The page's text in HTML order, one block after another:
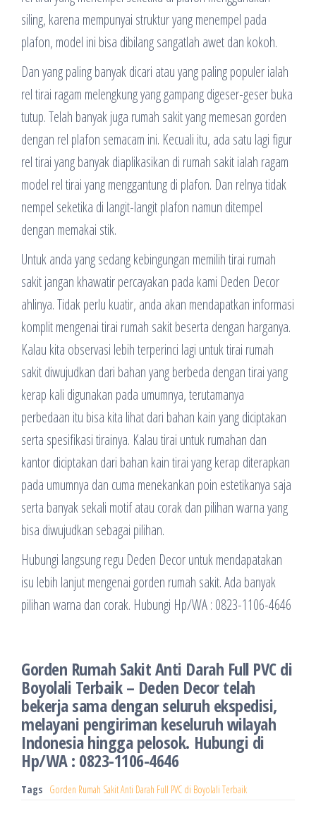
siling, karena mempunyai struktur yang menempel pada
plafon, model ini bisa dibilang sangatlah awet dan kokoh.
Dan yang paling banyak dicari atau yang paling populer ialah
rel tirai ragam melengkung yang gampang digeser-geser buka
tutup. Telah banyak juga rumah sakit yang memesan gorden
dengan rel plafon semacam ini. Kecuali itu, ada satu lagi figur
rel tirai yang banyak diaplikasikan di rumah sakit ialah ragam
model rel tirai yang menggantung di plafon. Dan relnya tidak
nempel seketika di langit-langit plafon namun ditempel
dengan memakai stik.
Untuk anda yang sedang kebingungan memilih tirai rumah
sakit jangan khawatir percayakan pada kami Deden Decor
ahlinya. Tidak perlu kuatir, anda akan mendapatkan informasi
komplit mengenai tirai rumah sakit beserta dengan harganya.
Kalau kita observasi lebih terperinci lagi untuk tirai rumah
sakit diwujudkan dari bahan yang berbeda dengan tirai yang
kerap kali digunakan pada umumnya, terutamanya
perbedaan itu bisa kita lihat dari bahan kain yang diciptakan
serta spesifikasi tirainya. Kalau tirai untuk rumahan dan
kantor diciptakan dari bahan kain tirai yang kerap diterapkan
pada umumnya dan cuma menekankan poin estetikanya saja
serta banyak sekali motif atau corak dan pilihan warna yang
bisa diwujudkan sebagai pilihan.
Hubungi langsung regu Deden Decor untuk mendapatakan
isu lebih lanjut mengenai gorden rumah sakit. Ada banyak
pilihan warna dan corak. Hubungi Hp/WA : 0823-1106-4646
Gorden Rumah Sakit Anti Darah Full PVC di
Boyolali Terbaik – Deden Decor telah
bekerja sama dengan seluruh ekspedisi,
melayani pengiriman keseluruh wilayah
Indonesia hingga pelosok. Hubungi di
Hp/WA : 0823-1106-4646
Tags Gorden Rumah Sakit Anti Darah Full PVC di Boyolali Terbaik